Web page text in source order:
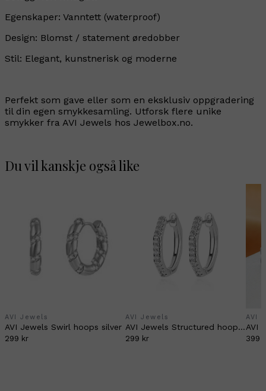
Egenskaper: Vanntett (waterproof)
Design: Blomst / statement øredobber
Stil: Elegant, kunstnerisk og moderne
Perfekt som gave eller som en eksklusiv oppgradering
til din egen smykkesamling. Utforsk flere unike
smykker fra AVI Jewels hos Jewelbox.no.
Du vil kanskje også like
AVI Jewels
AVI Jewels Swirl hoops silver
299 kr
AVI Jewels
AVI Jewels Structured hoops silver
299 kr
AVI
399